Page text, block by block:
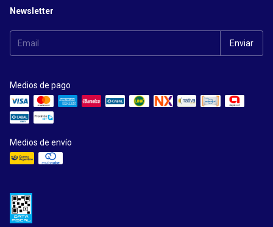
Newsletter
Medios de pago
Medios de envío